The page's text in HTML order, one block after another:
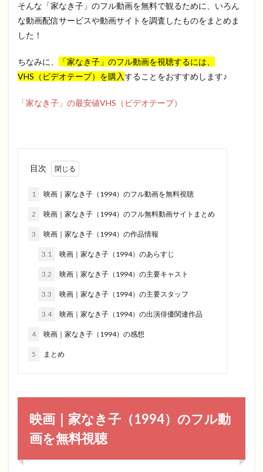
そんな「家なき子」のフル動画を無料で観るために、いろん
な動画配信サービスや動画サイトを調査したものをまとめま
した！
ちなみに、
「家なき子」のフル動画を視聴するには、
VHS（ビデオテープ）を購入することをおすすめします♪
「家なき子」の最安値VHS（ビデオテープ）
目次
1 映画｜家なき子（1994）のフル動画を無料視聴
2 映画｜家なき子（1994）のフル無料動画サイトまとめ
3 映画｜家なき子（1994）の作品情報
3.1 映画｜家なき子（1994）のあらすじ
3.2 映画｜家なき子（1994）の主要キャスト
3.3 映画｜家なき子（1994）の主要スタッフ
3.4 映画｜家なき子（1994）の出演俳優関連作品
4 映画｜家なき子（1994）の感想
5 まとめ
映画｜家なき子（1994）のフル動
画を無料視聴